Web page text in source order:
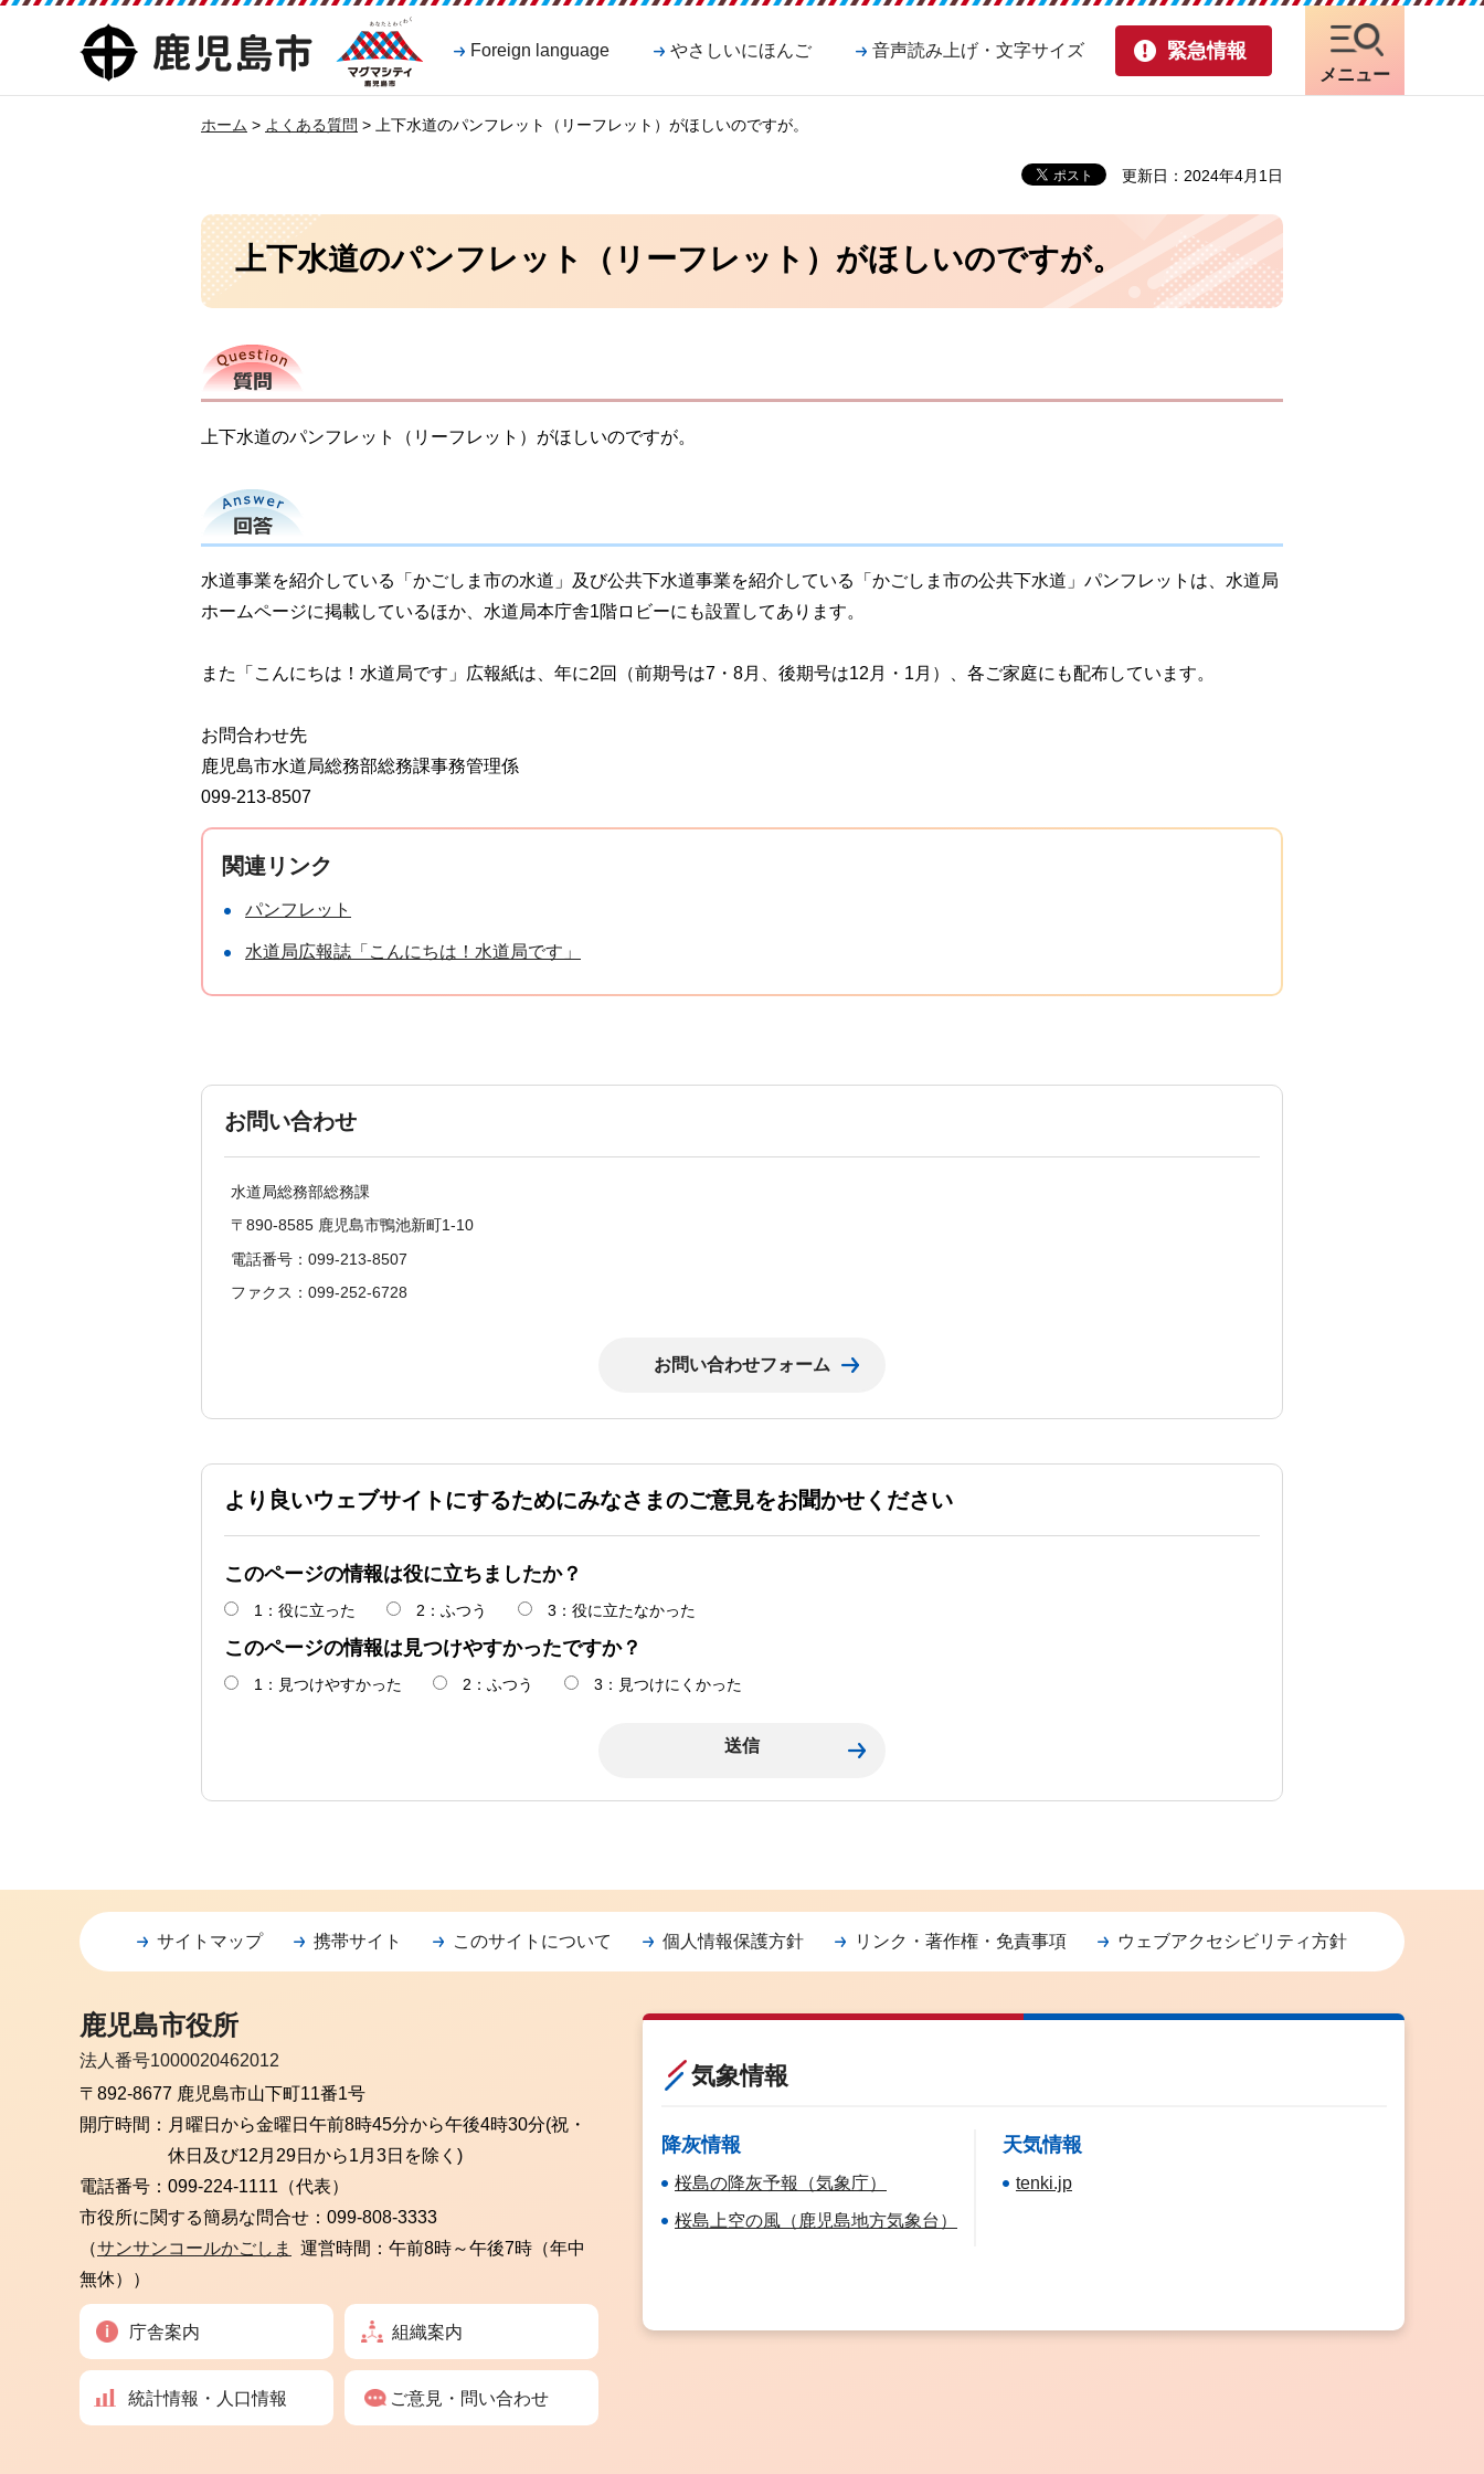
鹿児島市
マグマシティ
鹿児島市
Foreign language やさしいにほんご 音声読み上げ・文字サイズ 緊急情報
メニュー
ホーム > よくある質問 > 上下水道のパンフレット（リーフレット）がほしいのですが。
更新日：2024年4月1日
上下水道のパンフレット（リーフレット）がほしいのですが。
質問
上下水道のパンフレット（リーフレット）がほしいのですが。
回答
水道事業を紹介している「かごしま市の水道」及び公共下水道事業を紹介している「かごしま市の公共下水道」パンフレットは、水道局
ホームページに掲載しているほか、水道局本庁舎1階ロビーにも設置してあります。
また「こんにちは！水道局です」広報紙は、年に2回（前期号は7・8月、後期号は12月・1月）、各ご家庭にも配布しています。
お問合わせ先
鹿児島市水道局総務部総務課事務管理係
099-213-8507
関連リンク
パンフレット
水道局広報誌「こんにちは！水道局です」
お問い合わせ
水道局総務部総務課
〒890-8585 鹿児島市鴨池新町1-10
電話番号：099-213-8507
ファクス：099-252-6728
より良いウェブサイトにするためにみなさまのご意見をお聞かせください
このページの情報は役に立ちましたか？
1：役に立った 2：ふつう 3：役に立たなかった
このページの情報は見つけやすかったですか？
1：見つけやすかった 2：ふつう 3：見つけにくかった
サイトマップ 携帯サイト このサイトについて 個人情報保護方針 リンク・著作権・免責事項 ウェブアクセシビリティ方針
鹿児島市役所
法人番号1000020462012
〒892-8677 鹿児島市山下町11番1号
開庁時間： 月曜日から金曜日 午前8時45分から午後4時30分(祝・
休日及び12月29日から1月3日を除く)
電話番号： 099-224-1111（代表）
市役所に関する簡易な問合せ： 099-808-3333
（サンサンコールかごしま
運営時間：午前8時～午後7時（年中
無休））
庁舎案内 組織案内
統計情報・人口情報 ご意見・問い合わせ
気象情報
降灰情報
桜島の降灰予報（気象庁）
桜島上空の風（鹿児島地方気象台）
天気情報
tenki.jp